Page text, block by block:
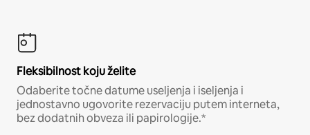
Fleksibilnost koju želite
Odaberite točne datume useljenja i iseljenja i
jednostavno ugovorite rezervaciju putem interneta,
bez dodatnih obveza ili papirologije.*